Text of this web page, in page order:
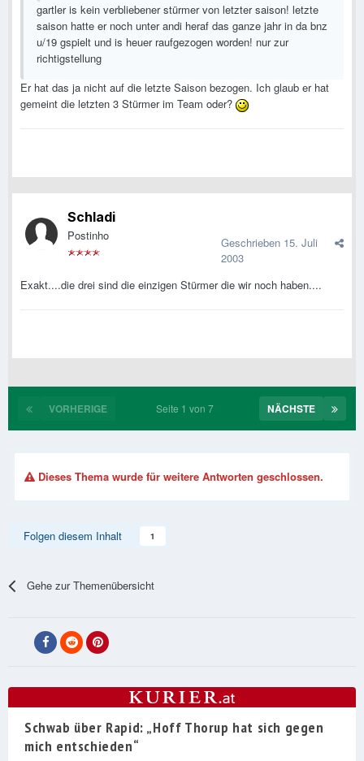
gartler is kein verbliebener stürmer von letzter saison! letzte
saison hatte er noch unter andi heraf das ganze jahr in da bnz
u/19 gspielt und is heuer raufgezogen worden! nur zur
richtigstellung
Er hat das ja nicht auf die letzte Saison bezogen. Ich glaub er hat
gemeint die letzten 3 Stürmer im Team oder?
Schladi
Postinho Geschrieben 15. Juli
2003
Exakt....die drei sind die einzigen Stürmer die wir noch haben....
VORHERIGE NÄCHSTE
Seite 1 von 7
Dieses Thema wurde für weitere Antworten geschlossen.
Folgen diesem Inhalt 1
Gehe zur Themenübersicht
Schwab über Rapid: „Hoff Thorup hat sich gegen
mich entschieden“